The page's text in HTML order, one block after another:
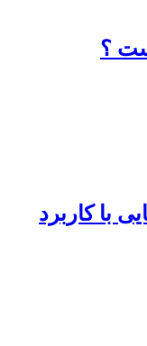
؟
با کاربرد